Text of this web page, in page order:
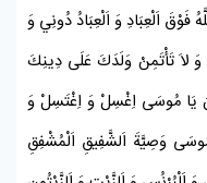
فَوْقَ اَلْعِبَادِ وَ اَلْعِبَادُ دُونِي وَ
لاَ تَأْتَمِنْ وَلَدَكَ عَلَى دِينِكَ
مُوسَى اِغْسِلْ وَ اِغْتَسِلْ وَ
وَصِيَّةَ اَلشَّفِيقِ اَلْمُشْفِقِ